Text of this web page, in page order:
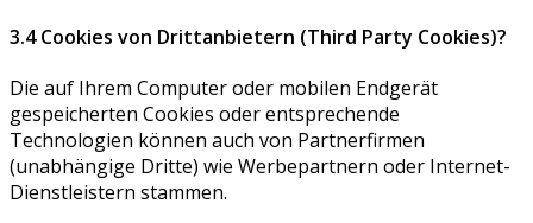
3.4 Cookies von Drittanbietern (Third Party Cookies)?
Die auf Ihrem Computer oder mobilen Endgerät
gespeicherten Cookies oder entsprechende
Technologien können auch von Partnerfirmen
(unabhängige Dritte) wie Werbepartnern oder Internet-
Dienstleistern stammen.